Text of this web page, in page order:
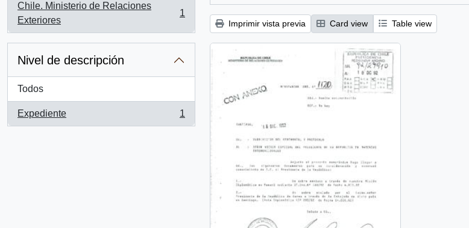
Chile. Ministerio de Relaciones
Exteriores
, 1 resultados
1
Nivel de descripción
Todos
Expediente
, 1 resultados
1
Imprimir vista previa Card view Table view